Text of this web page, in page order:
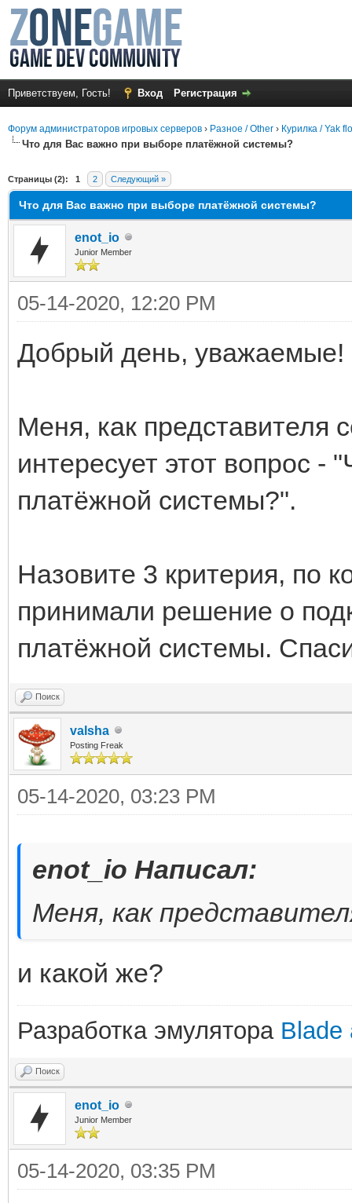
Приветствуем, Гость! Вход Регистрация
Форум администраторов игровых серверов › Разное / Other › Курилка / Yak
Что для Вас важно при выборе платёжной системы?
Страницы (2): 1 2 Следующий »
Что для Вас важно при выборе платёжной системы?
enot_io
Junior Member
05-14-2020, 12:20 PM
Добрый день, уважаемые!
Меня, как представителя
интересует этот вопрос
платёжной системы?".
Назовите 3 критерия, по
принимали решение о
платёжной системы.
Поиск
valsha
Posting Freak
05-14-2020, 03:23 PM
enot_io Написал:
Меня, как
и какой же?
Разработка эмулятора Blade
Поиск
enot_io
Junior Member
05-14-2020, 03:35 PM